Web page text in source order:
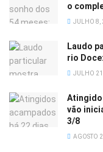
o
JULHO 8,
Laudo
rio
JULHO
vão
3/8
AGOSTO